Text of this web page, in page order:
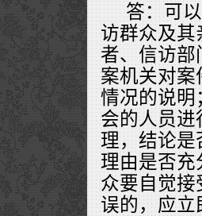
答：可
访群众及其
者、信访部
案机关对案
情况的说明
会的人员进
理，结论是
理由是否充
众要自觉接
误的，应立